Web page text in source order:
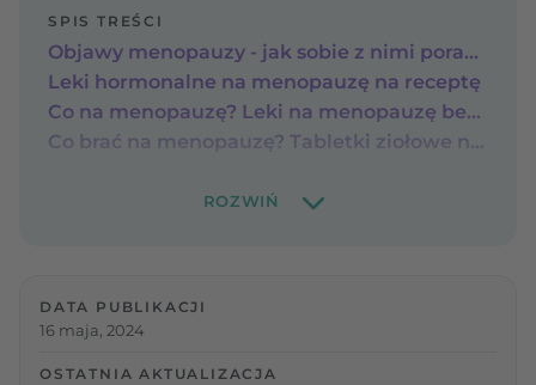
SPIS TREŚCI
Objawy menopauzy - jak sobie z nimi poradzić?
Leki hormonalne na menopauzę na receptę
Co na menopauzę? Leki na menopauzę bez recepty
Co brać na menopauzę? Tabletki ziołowe na menopauzę
DATA PUBLIKACJI
16 maja, 2024
OSTATNIA AKTUALIZACJA